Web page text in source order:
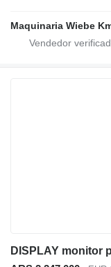
Maquinaria Wiebe
DISPLAY monitor